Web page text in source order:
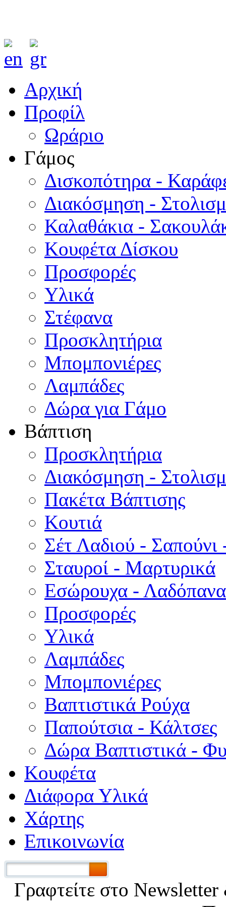
Αρχική
Προφίλ
Ωράριο
Γάμος
Δισκοπότηρα -
Διακόσμηση -
Καλαθάκια -
Κουφέτα Δίσκου
Προσφορές
Υλικά
Στέφανα
Προσκλητήρια
Μπομπονιέρες
Λαμπάδες
Δώρα για Γάμο
Βάπτιση
Προσκλητήρια
Διακόσμηση -
Πακέτα Βάπτισης
Κουτιά
Σέτ Λαδιού - Σαπούνι
Σταυροί - Μαρτυρικά
Εσώρουχα -
Προσφορές
Υλικά
Λαμπάδες
Μπομπονιέρες
Βαπτιστικά Ρούχα
Παπούτσια - Κάλτσες
Δώρα Βαπτιστικά -
Κουφέτα
Διάφορα Υλικά
Χάρτης
Επικοινωνία
Γραφτείτε στο Νewsletter